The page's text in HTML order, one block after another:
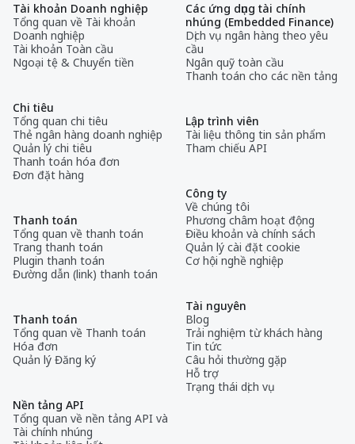
Tài khoản Doanh nghiệp
Tổng quan về Tài khoản
Doanh nghiệp
Tài khoản Toàn cầu
Ngoại tệ & Chuyển tiền
Chi tiêu
Tổng quan chi tiêu
Thẻ ngân hàng doanh nghiệp
Quản lý chi tiêu
Thanh toán hóa đơn
Đơn đặt hàng
Thanh toán
Tổng quan về thanh toán
Trang thanh toán
Plugin thanh toán
Đường dẫn (link) thanh toán
Thanh toán
Tổng quan về Thanh toán
Hóa đơn
Quản lý Đăng ký
Nền tảng API
Tổng quan về nền tảng API và
Tài chính nhúng
Các ứng dụng tài chính
nhúng (Embedded Finance)
Dịch vụ ngân hàng theo yêu
cầu
Ngân quỹ toàn cầu
Thanh toán cho các nền tảng
Lập trình viên
Tài liệu thông tin sản phẩm
Tham chiếu API
Công ty
Về chúng tôi
Phương châm hoạt động
Điều khoản và chính sách
Quản lý cài đặt cookie
Cơ hội nghề nghiệp
Tài nguyên
Blog
Trải nghiệm từ khách hàng
Tin tức
Câu hỏi thường gặp
Hỗ trợ
Trạng thái dịch vụ